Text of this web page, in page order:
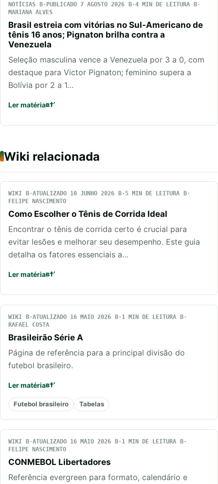
NOTÍCIAS PUBLICADO 7 AGOSTO 2026
4 MIN DE LEITURA
MARIANA ALVES
Brasil estreia com vitórias no Sul-Americano de
tênis 16 anos; Pignaton brilha contra a
Venezuela
Seleção masculina vence a Venezuela por 3 a 0, com
destaque para Victor Pignaton; feminino supera a
Bolívia por 2 a 1…
Ler matéria
Wiki relacionada
WIKI ATUALIZADO 10 JUNHO 2026
5 MIN DE LEITURA
FELIPE NASCIMENTO
Como Escolher o Tênis de Corrida Ideal
Encontrar o tênis de corrida certo é crucial para
evitar lesões e melhorar seu desempenho. Este guia
detalha os fatores essenciais a…
Ler matéria
WIKI ATUALIZADO 16 MAIO 2026
1 MIN DE LEITURA
RAFAEL COSTA
Brasileirão Série A
Página de referência para a principal divisão do
futebol brasileiro.
Ler matéria
Futebol brasileiro Tabelas
WIKI ATUALIZADO 16 MAIO 2026
1 MIN DE LEITURA
FELIPE NASCIMENTO
CONMEBOL Libertadores
Referência evergreen para formato, calendário e